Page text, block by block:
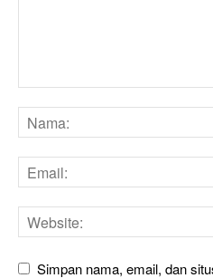
Simpan nama, email, dan